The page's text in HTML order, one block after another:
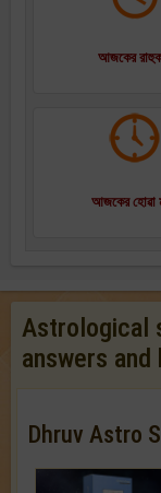
আজকের
আজকের হোৱা
Astrological
answers
Dhruv Astro